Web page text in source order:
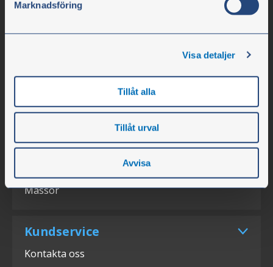
Marknadsföring
Visa detaljer
Tillåt alla
Tillåt urval
Avvisa
Karriär
Nyheter
Mässor
Kundservice
Kontakta oss